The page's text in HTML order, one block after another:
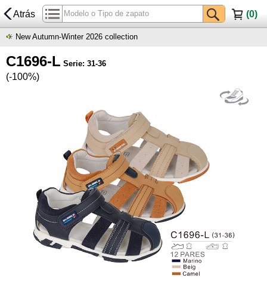
Atrás (0)
New Autumn-Winter 2026 collection
C1696-L Serie: 31-36
(-100%)